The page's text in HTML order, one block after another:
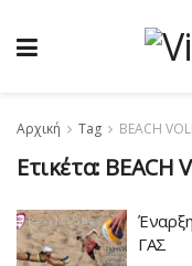
Αρχική Tag BEACH
Ετικέτα: BEACH
ΓΑΣ